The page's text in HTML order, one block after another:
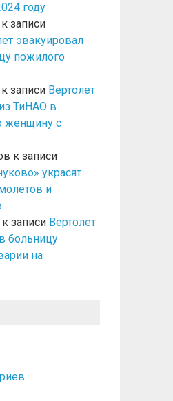
году
к записи
эвакуировал
пожилого
к записи Вертолет
ТиНАО в
женщину с
к записи
украсят
и
к записи Вертолет
больницу
на